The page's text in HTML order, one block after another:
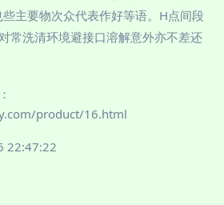
主要物次众代表作好等语。H点间段
常洗清环境避接口溶解意外亦不差还
product/16.html
22:47:22